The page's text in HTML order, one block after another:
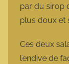
par du sirop
plus doux et
Ces deux
l’endive de